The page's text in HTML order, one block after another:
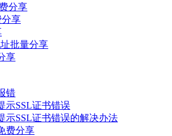
分享
分享
批量分享
享
错
示SSL证书错误
示SSL证书错误的解决办法
费分享